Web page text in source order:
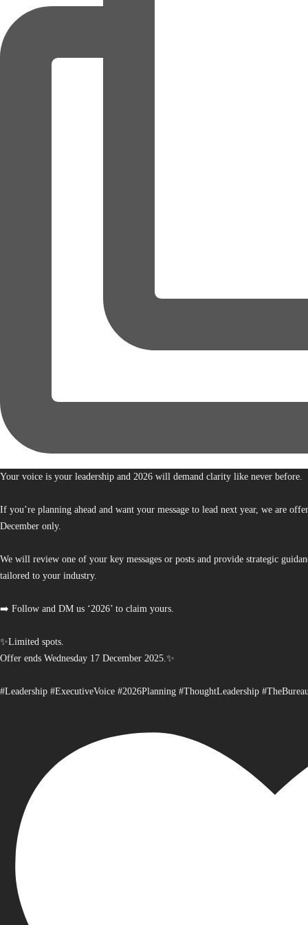
Your voice is your leadership and 2026 will demand clarity like never before.
If you’re planning ahead and want your message to lead next year, we are
December only.
We will review one of your key messages or posts and provide strategic
tailored to your industry.
➡️ Follow and DM us ‘2026’ to claim yours.
✨Limited spots.
Offer ends Wednesday 17 December 2025.✨
#Leadership #ExecutiveVoice #2026Planning #ThoughtLeadership